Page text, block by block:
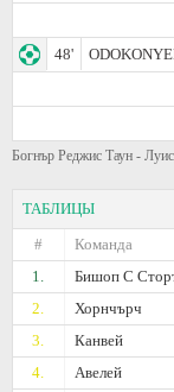
48'
Богнър Реджис Таун -
ТАБЛИЦЫ
#
Команда
1.
Бишоп С
2.
Хорнчърч
3.
Канвей
4.
Авелей